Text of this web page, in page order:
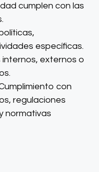
cumplen con las
específicas.
internos, externos o
con
regulaciones
normativas